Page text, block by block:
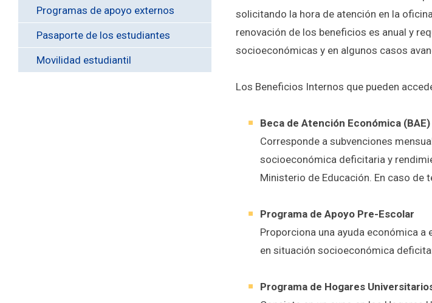
Programas de apoyo externos
Pasaporte de los estudiantes
Movilidad estudiantil
solicitando la hora de atención en la
renovación de los beneficios es anual y
socioeconómicas y en algunos casos
Los Beneficios Internos que pueden
Beca de Atención Económica (BAE)
Corresponde a subvenciones
socioeconómica deficitaria y
Ministerio de Educación. En caso de
Programa de Apoyo Pre-Escolar
Proporciona una ayuda económica
en situación socioeconómica
Programa de Hogares